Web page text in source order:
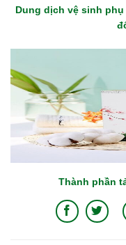
Dung dịch vệ sinh phụ
Thành phần